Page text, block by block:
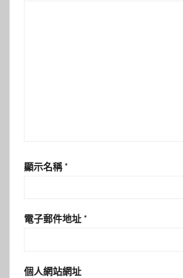
顯示名稱 *
電子郵件地址 *
個人網站網址